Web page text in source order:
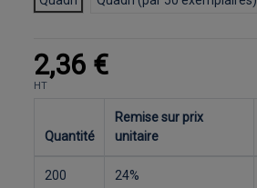
2,36 €
HT
Quantité
Remise sur prix
unitaire
200 24%